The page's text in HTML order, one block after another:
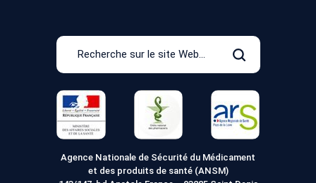
Recherche
le
site
Web
Rechercher
Agence Nationale de Sécurité du Médicament
et des produits de santé (ANSM)